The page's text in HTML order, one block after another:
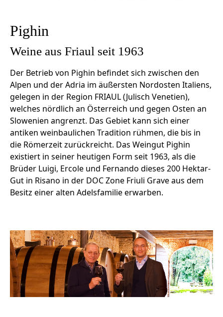
Pighin
Weine aus Friaul seit 1963
Der Betrieb von Pighin befindet sich zwischen den
Alpen und der Adria im äußersten Nordosten Italiens,
gelegen in der Region FRIAUL (Julisch Venetien),
welches nördlich an Österreich und gegen Osten an
Slowenien angrenzt. Das Gebiet kann sich einer
antiken weinbaulichen Tradition rühmen, die bis in
die Römerzeit zurückreicht. Das Weingut Pighin
existiert in seiner heutigen Form seit 1963, als die
Brüder Luigi, Ercole und Fernando dieses 200 Hektar-
Gut in Risano in der DOC Zone Friuli Grave aus dem
Besitz einer alten Adelsfamilie erwarben.